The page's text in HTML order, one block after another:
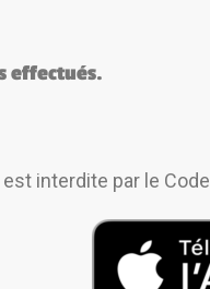
effectués.
interdite par le